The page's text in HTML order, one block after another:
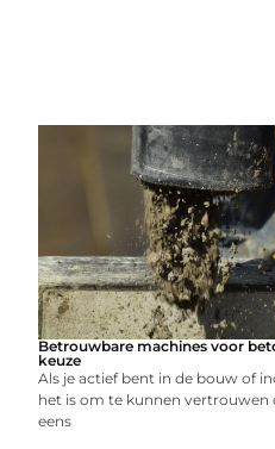
Betrouwbare machines voor
keuze
Als je actief bent in de bouw of
het is om te kunnen vertrouwen
eens